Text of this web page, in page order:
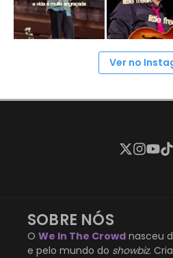
Ver no
SOBRE NÓS
O We In The Crowd nasceu
e pelo mundo do showbiz.